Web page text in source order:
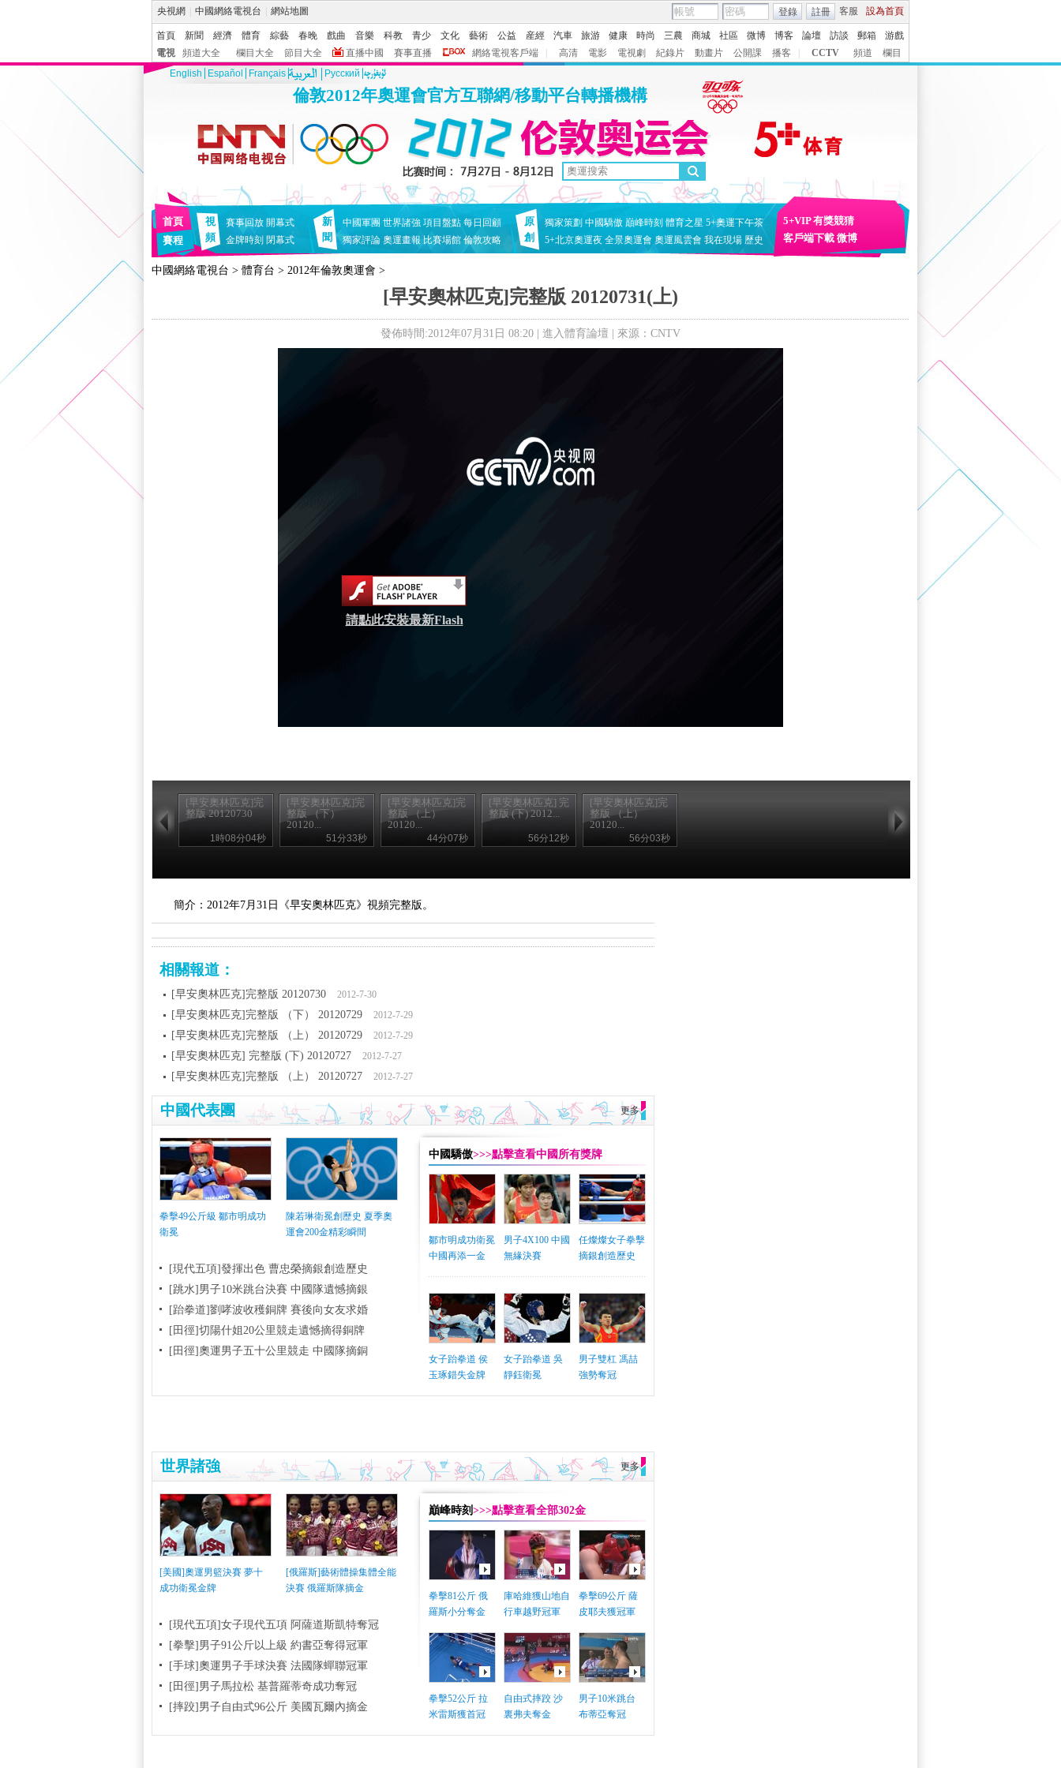
央視網 中國網絡電視台 網站地圖 客服 設為首頁
登錄 註冊
首頁 新聞 經濟 體育 綜藝 春晚 戲曲 音樂 科教 青少 文化 藝術 公益 産經 汽車 旅游 健康 時尚 三農 商城 社區 微博 博客 論壇 訪談 郵箱
游戲
電視
頻道大全 欄目大全 節目大全 直播中國 賽事直播 網絡電視客戶端 高清 電影 電視劇 紀錄片 動畫片 公開課 播客 CCTV 頻道
欄目
English
Español Français Pусский
倫敦2012年奧運會官方互聯網/移動平台轉播機構
首頁
賽程
視
頻
賽事回放 開幕式
金牌時刻 閉幕式
新
聞
中國軍團 世界諸強 項目盤點 每日回顧
獨家評論 奧運畫報 比賽場館 倫敦攻略
原
創
獨家策劃 中國驕傲 巔峰時刻 體育之星 5+奧運下午茶
5+北京奧運夜 全景奧運會 奧運風雲會 我在現場 歷史
5+VIP 有獎競猜
客戶端下載 微博
中國網絡電視台 > 體育台 > 2012年倫敦奧運會 >
[早安奧林匹克]完整版 20120731(上)
發佈時間:2012年07月31日 08:20 | 進入體育論壇 | 來源：CNTV
請點此安裝最新Flash
[早安奧林匹克]完
整版 20120730
1時08分04秒
[早安奧林匹克]完
整版 （下）
20120...
51分33秒
[早安奧林匹克]完
整版 （上）
20120...
44分07秒
[早安奧林匹克] 完
整版 (下) 2012...
56分12秒
[早安奧林匹克]完
整版 （上）
20120...
56分03秒
簡介：2012年7月31日《早安奧林匹克》視頻完整版。
相關報道：
[早安奧林匹克]完整版 20120730 2012-7-30
[早安奧林匹克]完整版 （下） 20120729 2012-7-29
[早安奧林匹克]完整版 （上） 20120729 2012-7-29
[早安奧林匹克] 完整版 (下) 20120727 2012-7-27
[早安奧林匹克]完整版 （上） 20120727 2012-7-27
中國代表團 更多
拳擊49公斤級 鄒市明成功
衛冕
陳若琳衛冕創歷史 夏季奧
運會200金精彩瞬間
[現代五項]發揮出色 曹忠榮摘銀創造歷史
[跳水]男子10米跳台決賽 中國隊遺憾摘銀
[跆拳道]劉哮波收穫銅牌 賽後向女友求婚
[田徑]切陽什姐20公里競走遺憾摘得銅牌
[田徑]奧運男子五十公里競走 中國隊摘銅
中國驕傲>>>點擊查看中國所有獎牌
鄒市明成功衛冕
中國再添一金
男子4X100 中國
無緣決賽
任燦燦女子拳擊
摘銀創造歷史
女子跆拳道 侯
玉琢錯失金牌
女子跆拳道 吳
靜鈺衛冕
男子雙杠 馮喆
強勢奪冠
世界諸強 更多
[美國]奧運男籃決賽 夢十
成功衛冕金牌
[俄羅斯]藝術體操集體全能
決賽 俄羅斯隊摘金
[現代五項]女子現代五項 阿薩道斯凱特奪冠
[拳擊]男子91公斤以上級 約書亞奪得冠軍
[手球]奧運男子手球決賽 法國隊蟬聯冠軍
[田徑]男子馬拉松 基普羅蒂奇成功奪冠
[摔跤]男子自由式96公斤 美國瓦爾內摘金
巔峰時刻>>>點擊查看全部302金
拳擊81公斤 俄
羅斯小分奪金
庫哈維獲山地自
行車越野冠軍
拳擊69公斤 薩
皮耶夫獲冠軍
拳擊52公斤 拉
米雷斯獲首冠
自由式摔跤 沙
裏弗夫奪金
男子10米跳台
布蒂亞奪冠